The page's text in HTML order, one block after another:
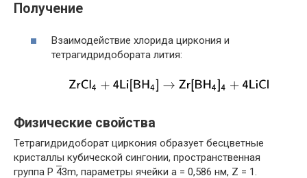
Получение
Взаимодействие хлорида циркония и
тетрагидридобората лития:
Физические свойства
Тетрагидридоборат циркония образует бесцветные
кристаллы кубической сингонии, пространственная
группа P 43m, параметры ячейки a = 0,586 нм, Z = 1.